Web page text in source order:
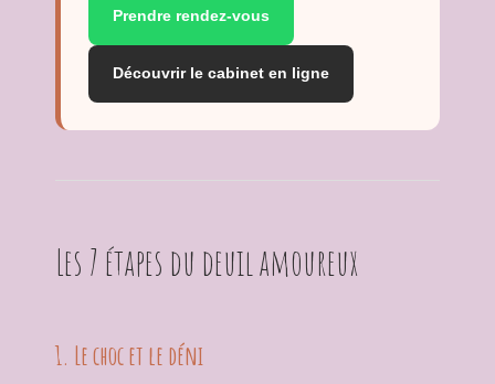
Prendre rendez-vous
Découvrir le cabinet en ligne
Les 7 étapes du deuil amoureux
1. Le choc et le déni